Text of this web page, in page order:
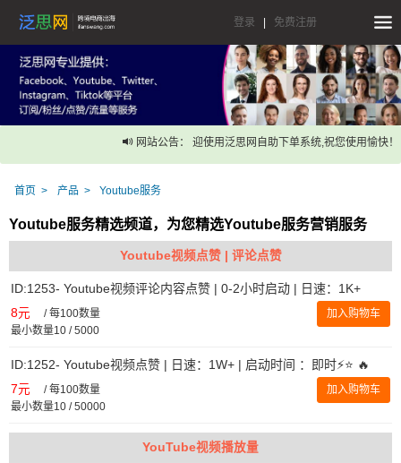
登录 免费注册
网站公告： 迎使用泛思网自助下单系统,祝您使用愉快！
首页 产品 Youtube服务
Youtube服务精选频道，为您精选Youtube服务营销服务
Youtube视频点赞 | 评论点赞
ID:1253- Youtube视频评论内容点赞 | 0-2小时启动 | 日速：1K+
8元 /每100数量
最小数量10 / 5000
加入购物车
ID:1252- Youtube视频点赞 | 日速：1W+ | 启动时间 ：即时⚡️⭐ 🔥
7元 /每100数量
最小数量10 / 50000
加入购物车
YouTube视频播放量